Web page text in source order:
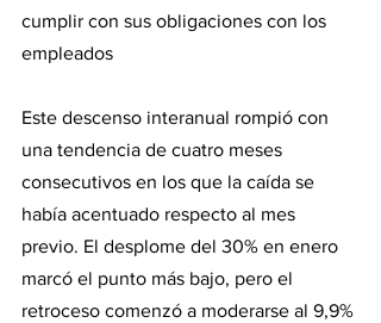
cumplir con sus obligaciones con los
empleados
Este descenso interanual rompió con
una tendencia de cuatro meses
consecutivos en los que la caída se
había acentuado respecto al mes
previo. El desplome del 30% en enero
marcó el punto más bajo, pero el
retroceso comenzó a moderarse al 9,9%